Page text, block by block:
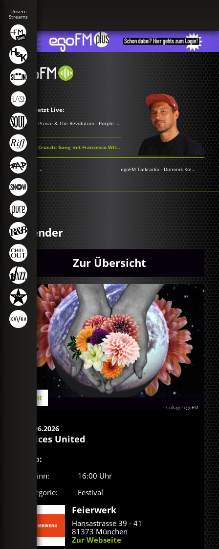
Jetzt Live:
Prince & The Revolution - Purple Rain
Crucchi Gang mit Francesco Wilking - Il mio bungalow
... egoFM Talkradio - Dominik Kollmann
Kalender
Zur Übersicht
Collage: egoFM
Event
20.06.2026
Voices United
Info:
Beginn:
16:00 Uhr
Kategorie:
Festival
Feierwerk
Hansastrasse 39 - 41
81373 München
Zur Webseite